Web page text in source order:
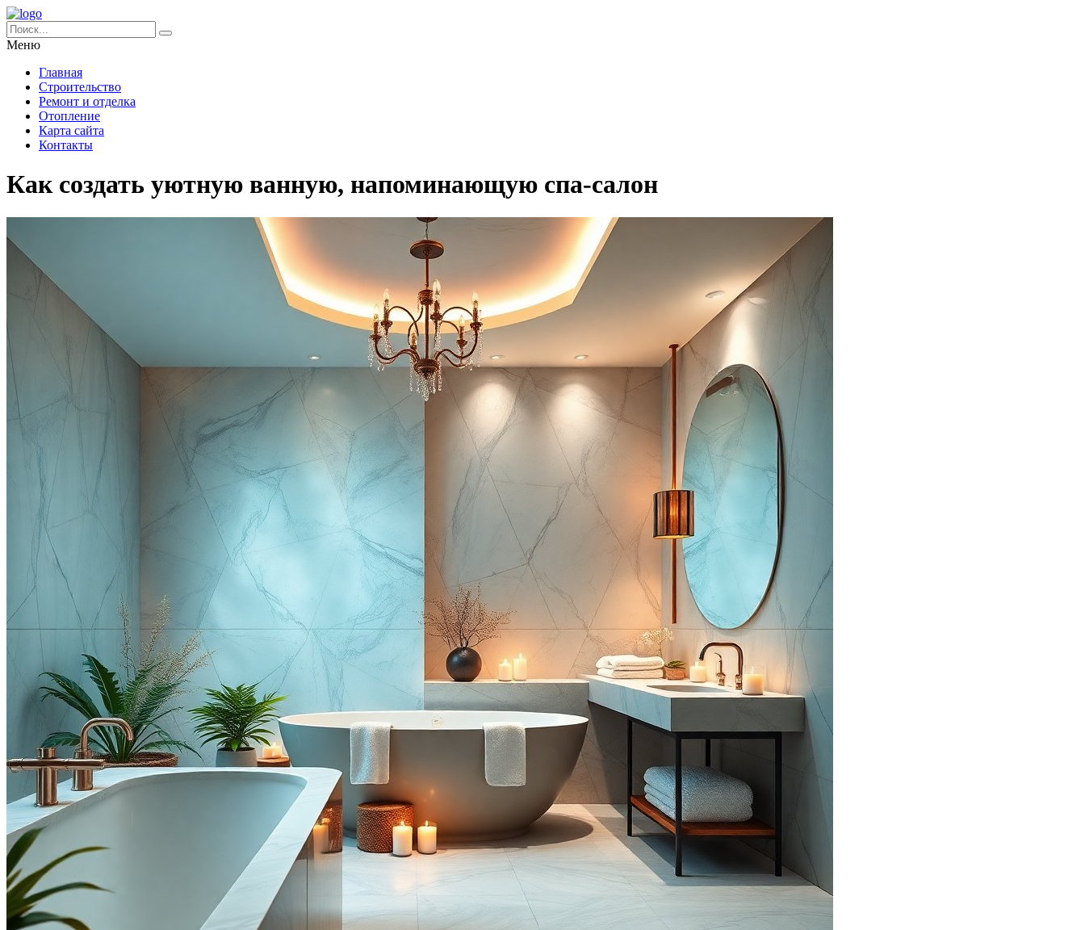
Меню
Главная
Строительство
Ремонт и отделка
Отопление
Карта сайта
Контакты
Как создать уютную ванную, напоминающую спа-салон